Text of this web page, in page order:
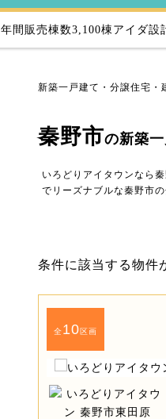
年間販売棟数3,100棟アイダ設
新築一戸建て・分譲住宅・
秦野市の新築
いろどりアイタウンなら
でリーズナブルな秦野市
条件に該当する物件
全10区画